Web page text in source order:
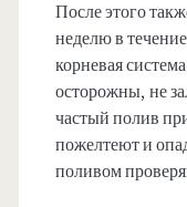
После этого
неделю в
корневая
осторожны, не
частый полив
пожелтеют и
поливом